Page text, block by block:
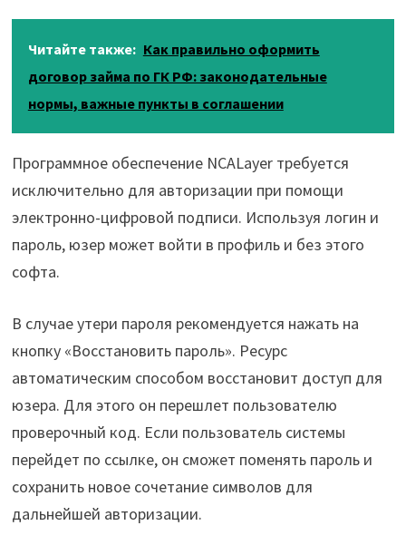
Читайте также: Как правильно оформить
договор займа по ГК РФ: законодательные
нормы, важные пункты в соглашении
Программное обеспечение NCALayer требуется
исключительно для авторизации при помощи
электронно-цифровой подписи. Используя логин и
пароль, юзер может войти в профиль и без этого
софта.
В случае утери пароля рекомендуется нажать на
кнопку «Восстановить пароль». Ресурс
автоматическим способом восстановит доступ для
юзера. Для этого он перешлет пользователю
проверочный код. Если пользователь системы
перейдет по ссылке, он сможет поменять пароль и
сохранить новое сочетание символов для
дальнейшей авторизации.